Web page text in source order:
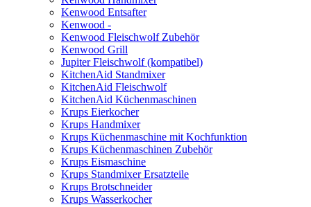
Kenwood Entsafter
Kenwood -
Kenwood Fleischwolf Zubehör
Kenwood Grill
Jupiter Fleischwolf (kompatibel)
KitchenAid Standmixer
KitchenAid Fleischwolf
KitchenAid Küchenmaschinen
Krups Eierkocher
Krups Handmixer
Krups Küchenmaschine mit Kochfunktion
Krups Küchenmaschinen Zubehör
Krups Eismaschine
Krups Standmixer Ersatzteile
Krups Brotschneider
Krups Wasserkocher